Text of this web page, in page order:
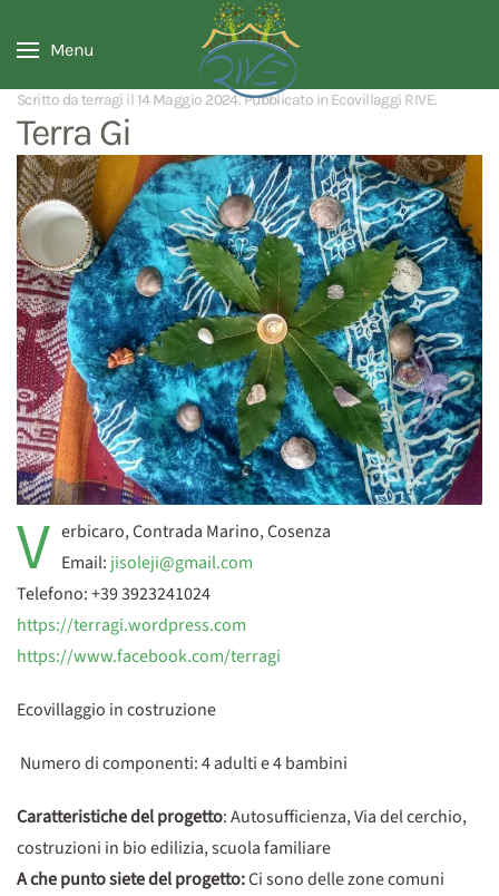
Menu
Scritto da terragi il 14 Maggio 2024. Pubblicato in Ecovillaggi RIVE.
Terra Gi
V erbicaro, Contrada Marino, Cosenza
Email: jisoleji@gmail.com
Telefono: +39 3923241024
https://terragi.wordpress.com
https://www.facebook.com/terragi
Ecovillaggio in costruzione
Numero di componenti: 4 adulti e 4 bambini
Caratteristiche del progetto: Autosufficienza, Via del cerchio,
costruzioni in bio edilizia, scuola familiare
A che punto siete del progetto:Ci sono delle zone comuni